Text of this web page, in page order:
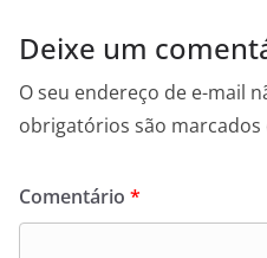
Deixe um
O seu endereço de e-mail
obrigatórios são marcados
Comentário *